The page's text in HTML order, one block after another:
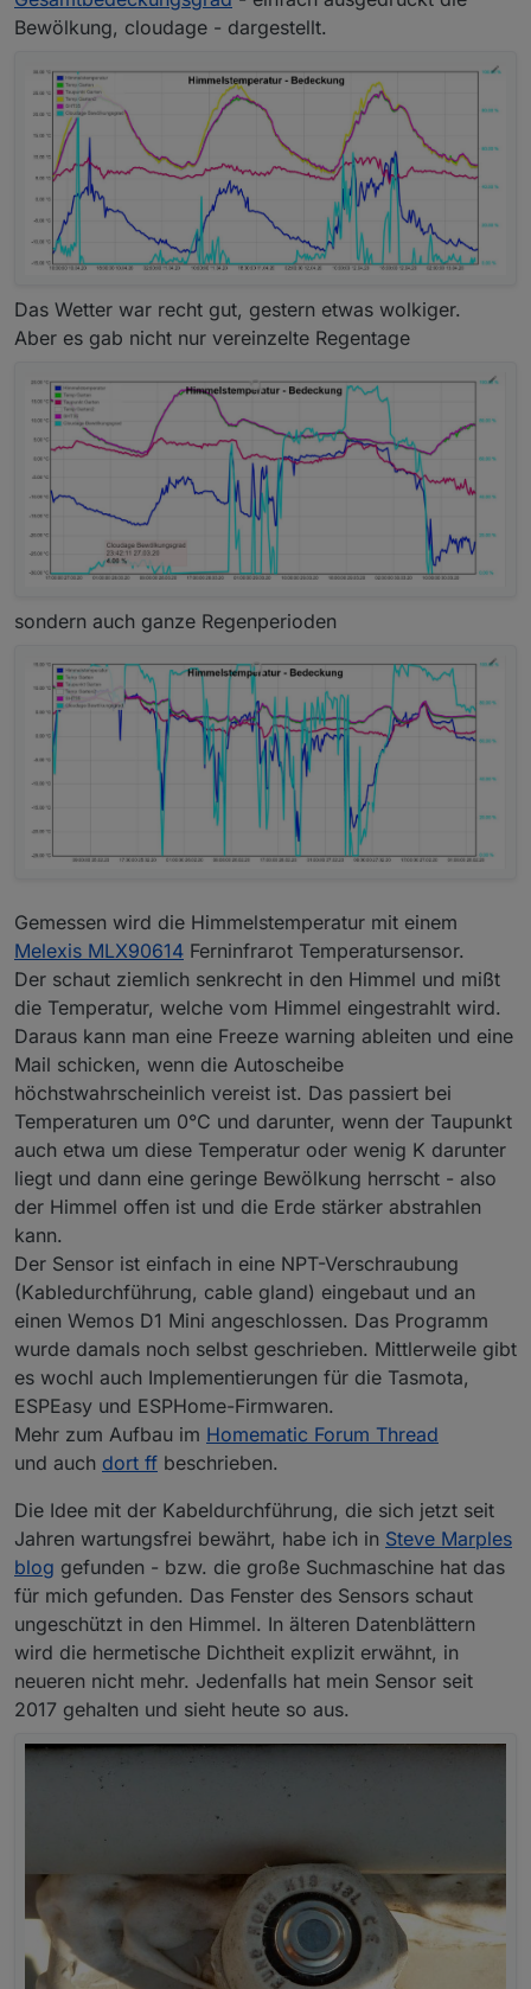
Bewölkung, cloudage - dargestellt.
Das Wetter war recht gut, gestern etwas wolkiger.
Aber es gab nicht nur vereinzelte Regentage
sondern auch ganze Regenperioden
Gemessen wird die Himmelstemperatur mit einem
Melexis MLX90614 Ferninfrarot Temperatursensor.
Der schaut ziemlich senkrecht in den Himmel und mißt
die Temperatur, welche vom Himmel eingestrahlt wird.
Daraus kann man eine Freeze warning ableiten und eine
Mail schicken, wenn die Autoscheibe
höchstwahrscheinlich vereist ist. Das passiert bei
Temperaturen um 0°C und darunter, wenn der Taupunkt
auch etwa um diese Temperatur oder wenig K darunter
liegt und dann eine geringe Bewölkung herrscht - also
der Himmel offen ist und die Erde stärker abstrahlen
kann.
Der Sensor ist einfach in eine NPT-Verschraubung
(Kabledurchführung, cable gland) eingebaut und an
einen Wemos D1 Mini angeschlossen. Das Programm
wurde damals noch selbst geschrieben. Mittlerweile gibt
es wochl auch Implementierungen für die Tasmota,
ESPEasy und ESPHome-Firmwaren.
Mehr zum Aufbau im Homematic Forum Thread
und auch dort ff beschrieben.
Die Idee mit der Kabeldurchführung, die sich jetzt seit
Jahren wartungsfrei bewährt, habe ich in Steve Marples
blog gefunden - bzw. die große Suchmaschine hat das
für mich gefunden. Das Fenster des Sensors schaut
ungeschützt in den Himmel. In älteren Datenblättern
wird die hermetische Dichtheit explizit erwähnt, in
neueren nicht mehr. Jedenfalls hat mein Sensor seit
2017 gehalten und sieht heute so aus.